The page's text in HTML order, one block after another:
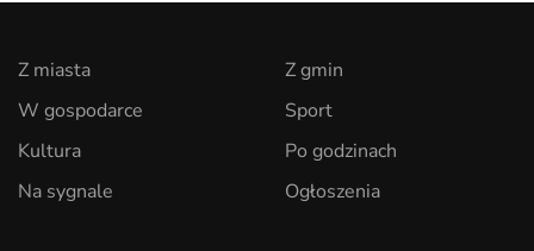
Z miasta
W gospodarce
Kultura
Na sygnale
Z gmin
Sport
Po godzinach
Ogłoszenia